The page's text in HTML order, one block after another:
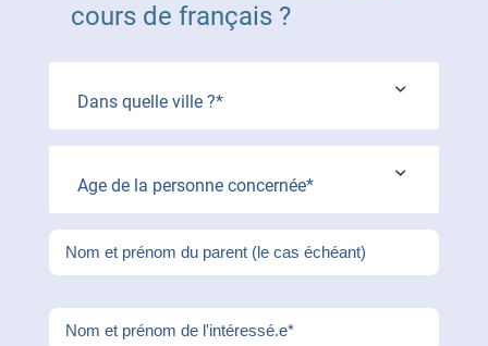
cours de français ?
Dans quelle ville ?*
Age de la personne concernée*